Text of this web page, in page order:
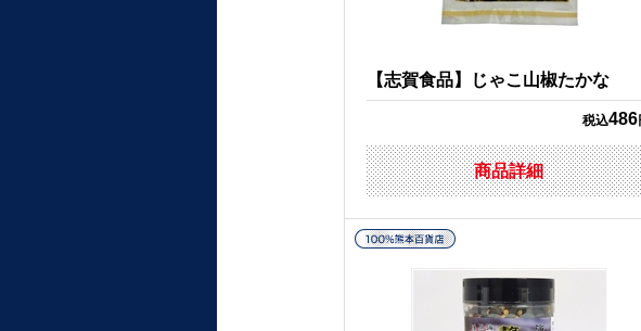
【志賀食品】じゃこ山椒たかな
税込486
商品詳細